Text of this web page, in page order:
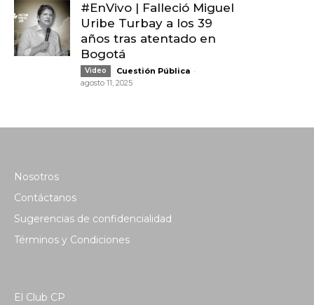
#EnVivo | Falleció Miguel
Uribe Turbay a los 39
años tras atentado en
Bogotá
Video Cuestión Pública -
agosto 11, 2025
Nosotros
Contáctanos
Sugerencias de confidencialidad
Términos y Condiciones
El Club CP